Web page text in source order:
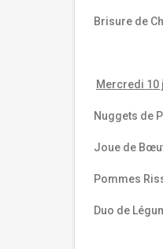
Brisure de
Mercredi 10
Nuggets de
Joue de
Pommes
Duo de